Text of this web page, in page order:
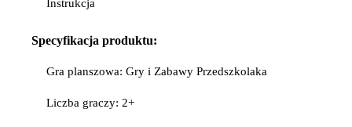
Instrukcja
Specyfikacja produktu:
Gra planszowa: Gry i Zabawy Przedszkolaka
Liczba graczy: 2+